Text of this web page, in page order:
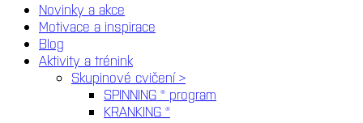
Novinky a akce
Motivace a inspirace
Blog
Aktivity a trénink
Skupinové cvičení >
SPINNING ® program
KRANKING ®